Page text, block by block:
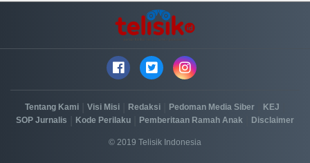
Tentang Kami Visi Misi Redaksi Pedoman Media Siber KEJ
SOP Jurnalis Kode Perilaku Pemberitaan Ramah Anak Disclaimer
© 2019 Telisik Indonesia